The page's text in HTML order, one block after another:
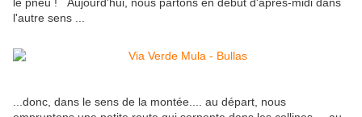
l'autre sens ...
...donc, dans le sens de la montée.... au départ, nous